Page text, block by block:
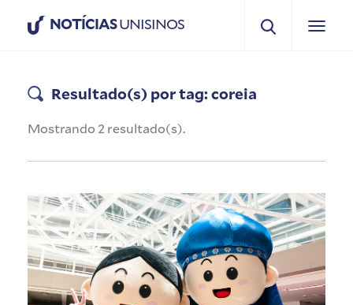
NOTÍCIASUNISINOS
Resultado(s) por tag: coreia
Mostrando 2 resultado(s).